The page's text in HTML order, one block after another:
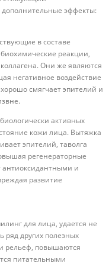
дополнительные эффекты:
в составе
реакции,
Они же являются
негативное воздействие
смягчает эпителий и
активных
кожи лица. Вытяжка
эпителий, таволга
регенераторные
антиоксидантными и
развитие
для лица, удается не
ряд других полезных
рельеф, повышаются
питательными